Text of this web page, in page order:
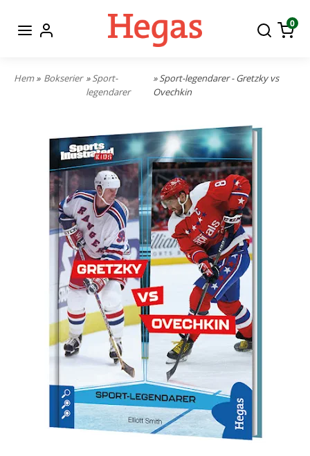
0
Hem» Bokserier »Sport-
legendarer
» Sport-legendarer - Gretzky vs
Ovechkin